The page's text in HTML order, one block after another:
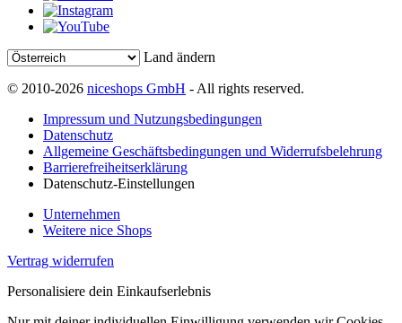
Land ändern
© 2010-2026 niceshops GmbH - All rights reserved.
Impressum und Nutzungsbedingungen
Datenschutz
Allgemeine Geschäftsbedingungen und Widerrufsbelehrung
Barrierefreiheitserklärung
Datenschutz-Einstellungen
Unternehmen
Weitere nice Shops
Vertrag widerrufen
Personalisiere dein Einkaufserlebnis